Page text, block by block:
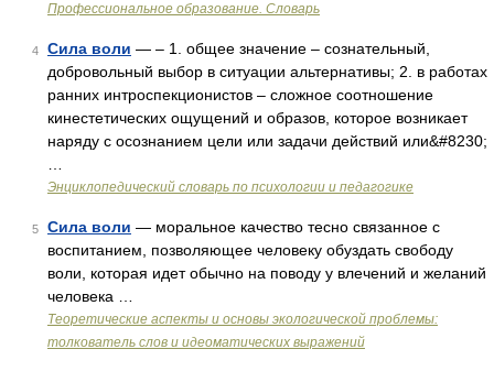
Профессиональное образование. Словарь
4 Сила воли — – 1. общее значение – сознательный,
добровольный выбор в ситуации альтернативы; 2. в работах
ранних интроспекционистов – сложное соотношение
кинестетических ощущений и образов, которое возникает
наряду с осознанием цели или задачи действий или&#8230;
Энциклопедический словарь по психологии и педагогике
5 Сила воли — моральное качество тесно связанное с
воспитанием, позволяющее человеку обуздать свободу
воли, которая идет обычно на поводу у влечений и желаний
человека …
Теоретические аспекты и основы экологической проблемы:
толкователь слов и идеоматических выражений